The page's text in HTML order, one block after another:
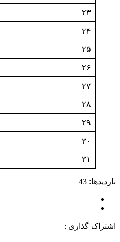
۲۳
۲۴
۲۵
۲۶
۲۷
۲۸
۲۹
۳۰
۳۱
بازدیدها: 43
اشتراک گذاری :